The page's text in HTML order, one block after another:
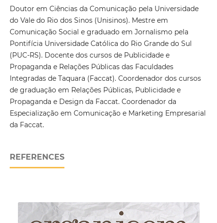
Doutor em Ciências da Comunicação pela Universidade
do Vale do Rio dos Sinos (Unisinos). Mestre em
Comunicação Social e graduado em Jornalismo pela
Pontifícia Universidade Católica do Rio Grande do Sul
(PUC-RS). Docente dos cursos de Publicidade e
Propaganda e Relações Públicas das Faculdades
Integradas de Taquara (Faccat). Coordenador dos cursos
de graduação em Relações Públicas, Publicidade e
Propaganda e Design da Faccat. Coordenador da
Especialização em Comunicação e Marketing Empresarial
da Faccat.
REFERENCES